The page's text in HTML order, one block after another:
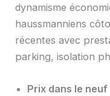
dynamisme
haussmanniens
récentes avec
parking, isolation
Prix dans le neuf